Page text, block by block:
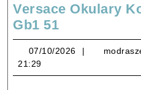
Versace Okulary
Gb1 51
Okulary
Korekcyjne
Ve
07/10/2026 07/10/2026
21:29